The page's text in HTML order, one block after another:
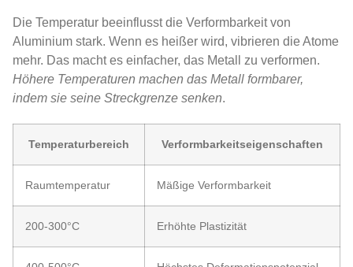
Die Temperatur beeinflusst die Verformbarkeit von
Aluminium stark. Wenn es heißer wird, vibrieren die Atome
mehr. Das macht es einfacher, das Metall zu verformen.
Höhere Temperaturen machen das Metall formbarer,
indem sie seine Streckgrenze senken.
Temperaturbereich Verformbarkeitseigenschaften
Raumtemperatur Mäßige Verformbarkeit
200-300°C Erhöhte Plastizität